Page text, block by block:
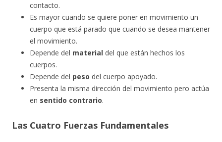
contacto.
Es mayor cuando se quiere poner en movimiento un
cuerpo que está parado que cuando se desea mantener
el movimiento.
Depende del material del que están hechos los
cuerpos.
Depende del peso del cuerpo apoyado.
Presenta la misma dirección del movimiento pero actúa
en sentido contrario.
Las Cuatro Fuerzas Fundamentales